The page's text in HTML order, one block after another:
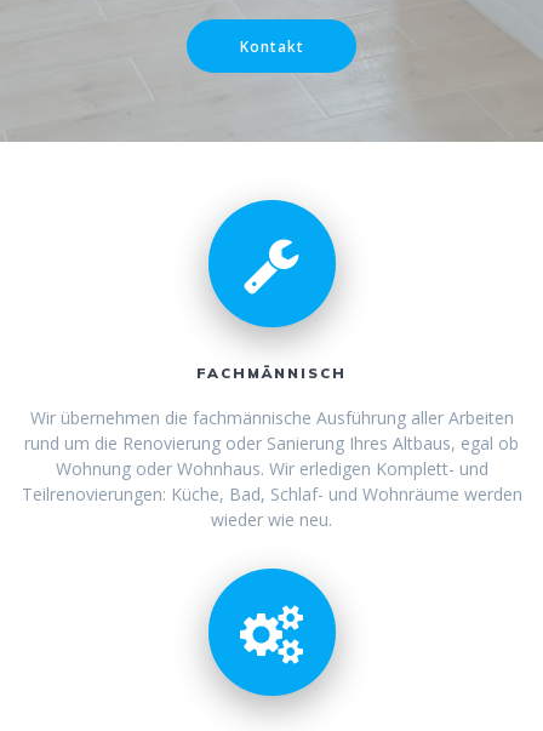
Kontakt
FACHMÄNNISCH
Wir übernehmen die fachmännische Ausführung aller Arbeiten
rund um die Renovierung oder Sanierung Ihres Altbaus, egal ob
Wohnung oder Wohnhaus. Wir erledigen Komplett- und
Teilrenovierungen: Küche, Bad, Schlaf- und Wohnräume werden
wieder wie neu.